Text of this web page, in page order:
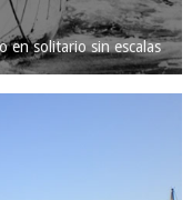
en solitario sin escalas